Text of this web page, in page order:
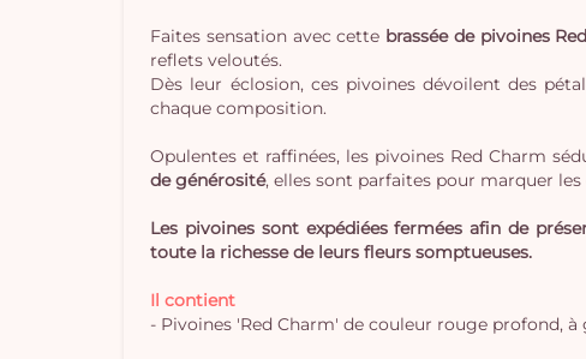
Faites sensation avec cette brassée de pivoines
reflets veloutés.
Dès leur éclosion, ces pivoines dévoilent des
chaque composition.
Opulentes et raffinées, les pivoines Red Charm
de générosité, elles sont parfaites pour marquer
Les pivoines sont expédiées fermées afin de
toute la richesse de leurs fleurs somptueuses.
Il contient
- Pivoines 'Red Charm' de couleur rouge profond, à